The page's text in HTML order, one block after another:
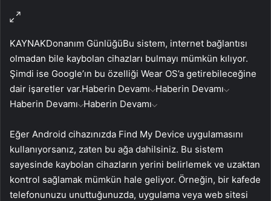
KAYNAKDonanım GünlüğüBu sistem, internet bağlantısı
olmadan bile kaybolan cihazları bulmayı mümkün kılıyor.
Şimdi ise Google’ın bu özelliği Wear OS’a getirebileceğine
dair işaretler var.Haberin Devamı Haberin Devamı
Haberin Devamı Haberin Devamı
Eğer Android cihazınızda Find My Device uygulamasını
kullanıyorsanız, zaten bu ağa dahilsiniz. Bu sistem
sayesinde kaybolan cihazların yerini belirlemek ve uzaktan
kontrol sağlamak mümkün hale geliyor. Örneğin, bir kafede
telefonunuzu unuttuğunuzda, uygulama veya web sitesi